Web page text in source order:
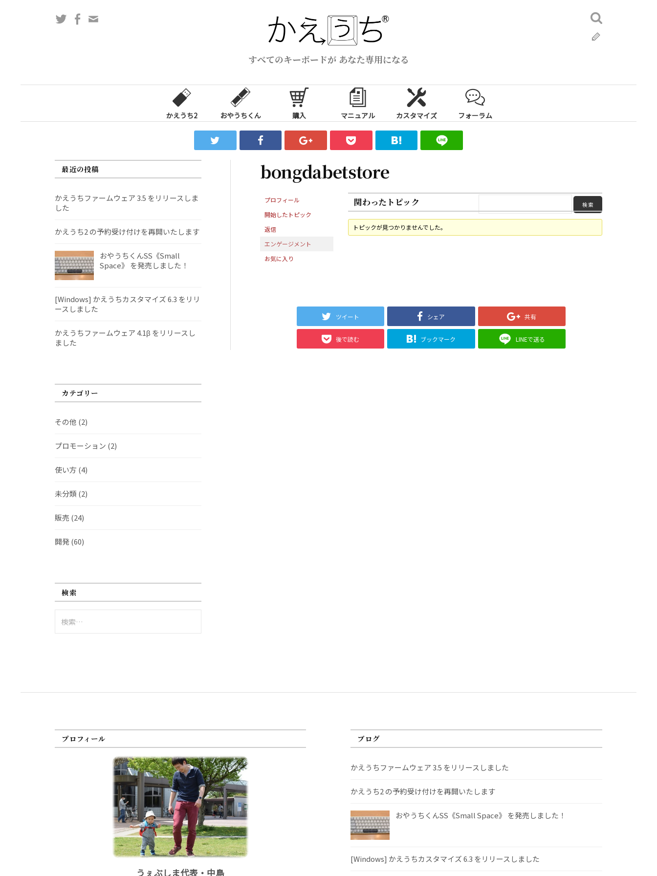
ス
すべてのキーボードが あなた専用になる
TwitterFacebook
検
索:
かえうち2 おやうちくん 購入 マニュアル カスタマイズ フォーラム
bongdabetstore
プロフィール
開始したトピック
返信
エンゲージメント
お気に入り
関わったトピック
トピックが見つかりませんでした。
ツイート シェア 共有
後で読む ブックマーク LINEで送る
最近の投稿
かえうちファームウェア 3.5 をリリースしま
した
かえうち2 の予約受け付けを再開いたします
おやうちくんSS《Small
Space》 を発売しました！
[Windows] かえうちカスタマイズ 6.3 をリリ
ースしました
かえうちファームウェア 4.1β をリリースし
ました
カテゴリー
その他 (2)
プロモーション (2)
使い方 (4)
未分類 (2)
販売 (24)
開発(60)
検索
索:
プロフィール
うぇぶしま代表・中島
ブログ
かえうちファームウェア 3.5 をリリースしました
かえうち2 の予約受け付けを再開いたします
おやうちくんSS《Small Space》 を発売しました！
[Windows] かえうちカスタマイズ 6.3 をリリースしました